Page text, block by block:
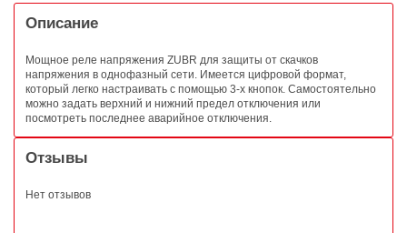
Описание
Мощное реле напряжения ZUBR для защиты от скачков
напряжения в однофазный сети. Имеется цифровой формат,
который легко настраивать с помощью 3-х кнопок. Самостоятельно
можно задать верхний и нижний предел отключения или
посмотреть последнее аварийное отключения.
Отзывы
Нет отзывов